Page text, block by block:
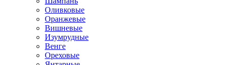
Оливковые
Оранжевые
Вишневые
Изумрудные
Венге
Ореховые